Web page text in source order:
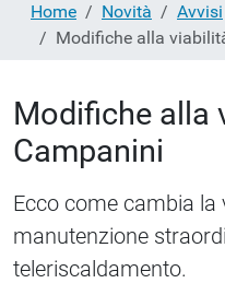
Home Novità
Avvisi
Modifiche alla
Modifiche alla
Campanini
Ecco come cambia la
manutenzione
teleriscaldamento.